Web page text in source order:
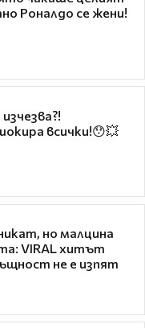
Роналдо се жени!
всички!😯💥
но малцина
VIRAL хитът
не е изпят